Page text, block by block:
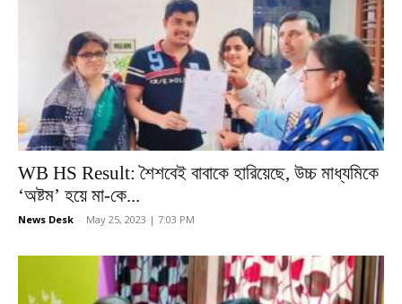
WB HS Result: শৈশবেই বাবাকে হারিয়েছে, উচ্চ মাধ্যমিকে
‘অষ্টম’ হয়ে মা-কে...
News Desk - May 25, 2023 | 7:03 PM